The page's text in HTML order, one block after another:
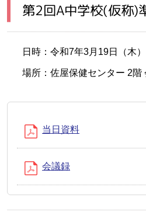
第2回A中学校(仮称)
日時：令和7年3月19日（木
場所：佐屋保健センター 2階
当日資料
会議録